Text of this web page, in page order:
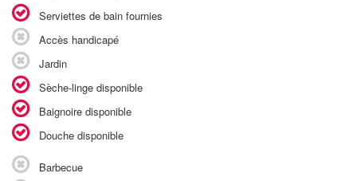
Serviettes de bain fournies
Accès handicapé
Jardin
Sèche-linge disponible
Baignoire disponible
Douche disponible
Barbecue